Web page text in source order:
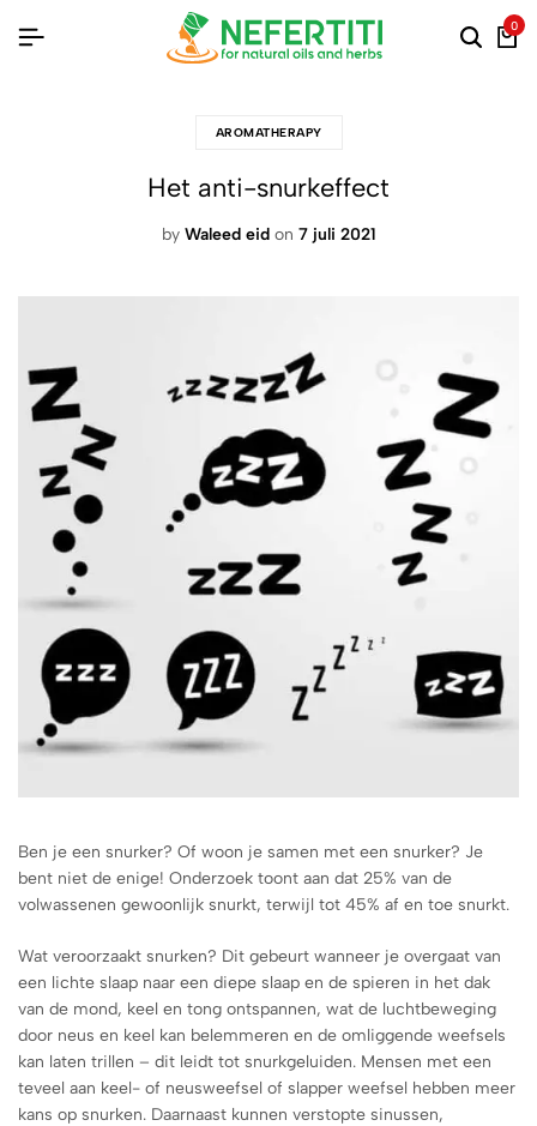
0
AROMATHERAPY
Het anti-snurkeffect
by Waleed eid on 7 juli 2021
Ben je een snurker? Of woon je samen met een snurker? Je
bent niet de enige! Onderzoek toont aan dat 25% van de
volwassenen gewoonlijk snurkt, terwijl tot 45% af en toe snurkt.
Wat veroorzaakt snurken? Dit gebeurt wanneer je overgaat van
een lichte slaap naar een diepe slaap en de spieren in het dak
van de mond, keel en tong ontspannen, wat de luchtbeweging
door neus en keel kan belemmeren en de omliggende weefsels
kan laten trillen – dit leidt tot snurkgeluiden. Mensen met een
teveel aan keel- of neusweefsel of slapper weefsel hebben meer
kans op snurken. Daarnaast kunnen verstopte sinussen,